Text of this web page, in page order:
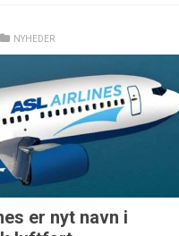
NYHEDER
er nyt navn i